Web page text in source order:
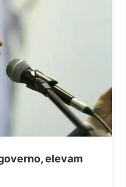
elevam